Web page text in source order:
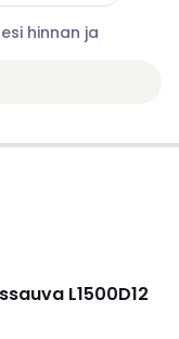
hinnan ja
L1500D12